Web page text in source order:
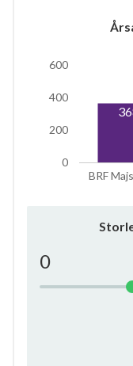
6
lägenheter
BRF
0
200
400
600
0